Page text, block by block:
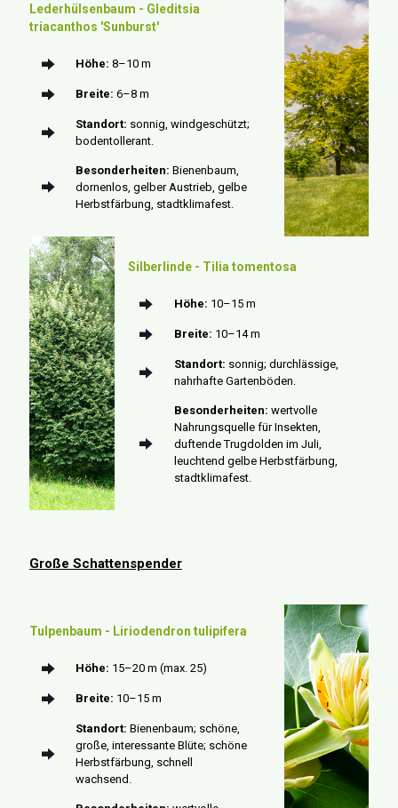
Lederhülsenbaum - Gleditsia
triacanthos 'Sunburst'
Höhe: 8–10 m
Breite: 6–8 m
Standort: sonnig, windgeschützt;
bodentollerant.
Besonderheiten: Bienenbaum,
dornenlos, gelber Austrieb, gelbe
Herbstfärbung, stadtklimafest.
Silberlinde - Tilia tomentosa
Höhe: 10–15 m
Breite: 10–14 m
Standort: sonnig; durchlässige,
nahrhafte Gartenböden.
Besonderheiten: wertvolle
Nahrungsquelle für Insekten,
duftende Trugdolden im Juli,
leuchtend gelbe Herbstfärbung,
stadtklimafest.
Große Schattenspender
Tulpenbaum - Liriodendron tulipifera
Höhe: 15–20 m (max. 25)
Breite: 10–15 m
Standort: Bienenbaum; schöne,
große, interessante Blüte; schöne
Herbstfärbung, schnell
wachsend.